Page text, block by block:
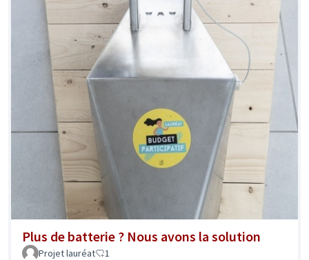
Plus de batterie ? Nous avons la solution
Projet lauréat 1